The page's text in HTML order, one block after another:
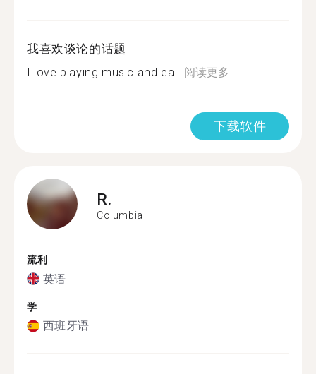
我喜欢谈论的话题
I love playing music and ea...阅读更多
下载软件
R.
Columbia
流利
英语
学
西班牙语